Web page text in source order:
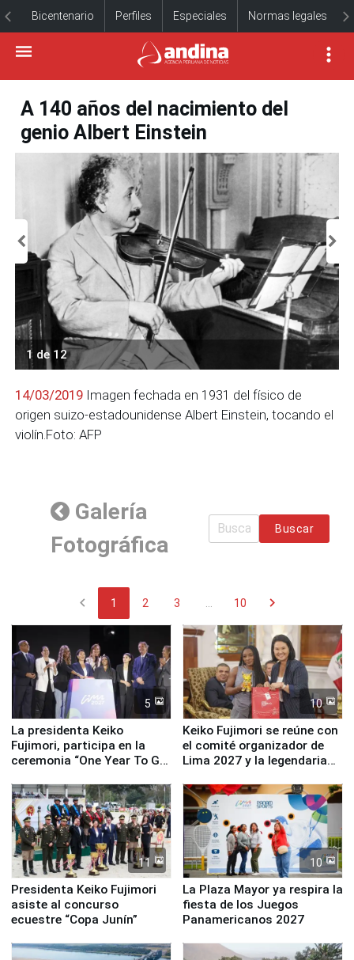
Bicentenario Perfiles Especiales Normas legales
A 140 años del nacimiento del
genio Albert Einstein
1 de 12
14/03/2019 Imagen fechada en 1931 del físico de
origen suizo-estadounidense Albert Einstein, tocando el
violín.Foto: AFP
Galería
Fotográfica
Buscar
chevron_left 1 2 3 10 chevron_right
5
La presidenta Keiko
Fujimori, participa en la
ceremonia “One Year To Go
10
Keiko Fujimori se reúne con
el comité organizador de
Lima 2027 y la legendaria
11
Presidenta Keiko Fujimori
asiste al concurso
ecuestre “Copa Junín”
10
La Plaza Mayor ya respira la
fiesta de los Juegos
Panamericanos 2027